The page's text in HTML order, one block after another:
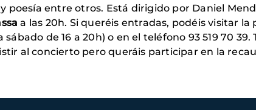
poesía entre otros. Está dirigido por Daniel
a las 20h. Si queréis entradas, podéis visitar la
de 16 a 20h) o en el teléfono 93 519 70
al concierto pero queráis participar en la